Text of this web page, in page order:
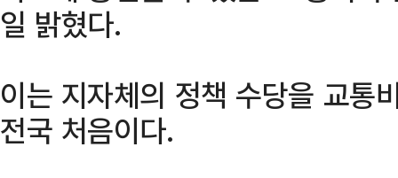
일 밝혔다.
이는 지자체의 정책 수당을 교통
전국 처음이다.